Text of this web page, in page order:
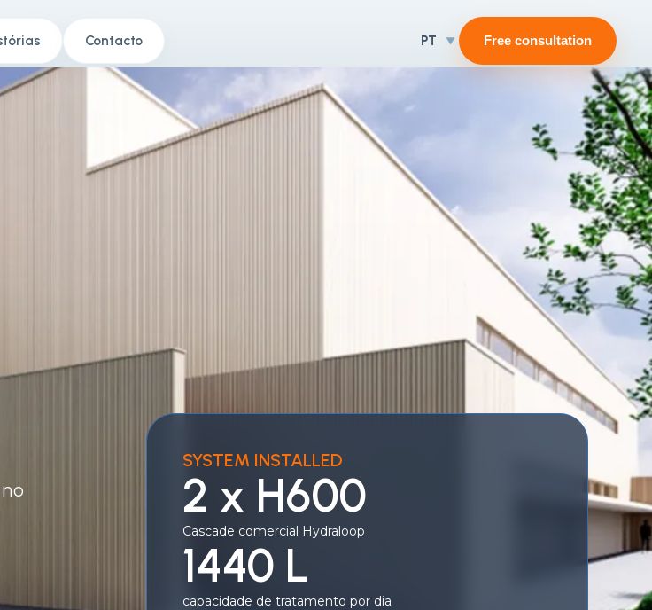
Contacto PT Free consultation
SYSTEM INSTALLED
2 x H600
Cascade comercial Hydraloop
1440 L
capacidade de tratamento por dia